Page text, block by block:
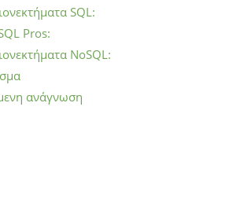
SQL:
Pros:
NoSQL:
ανάγνωση